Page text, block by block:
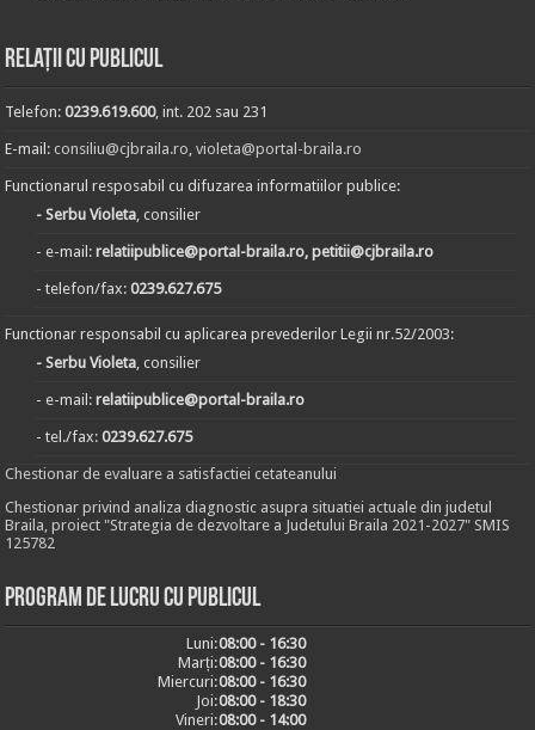
Relații cu publicul
Telefon:0239.619.600, int. 202 sau 231
E-mail:consiliu@cjbraila.ro,violeta@portal-braila.ro
Functionarul resposabil cu difuzarea informatiilor publice:
- Serbu Violeta, consilier
- e-mail:relatiipublice@portal-braila.ro, petitii@cjbraila.ro
- telefon/fax:0239.627.675
Functionar responsabil cu aplicarea prevederilor Legii nr.52/2003:
- Serbu Violeta, consilier
- e-mail:relatiipublice@portal-braila.ro
- tel./fax:0239.627.675
Chestionar de evaluare a satisfactiei cetateanului
Chestionar privind analiza diagnostic asupra situatiei actuale din judetul
Braila, proiect "Strategia de dezvoltare a Judetului Braila 2021-2027" SMIS
125782
Program de lucru cu publicul
Luni:08:00 - 16:30
Marți:08:00 - 16:30
Miercuri:08:00 - 16:30
Joi:08:00 - 18:30
Vineri:08:00 - 14:00